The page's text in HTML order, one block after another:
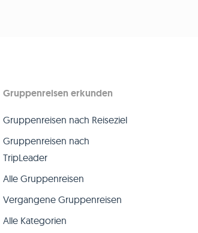
Gruppenreisen erkunden
Gruppenreisen nach Reiseziel
Gruppenreisen nach
TripLeader
Alle Gruppenreisen
Vergangene Gruppenreisen
Alle Kategorien